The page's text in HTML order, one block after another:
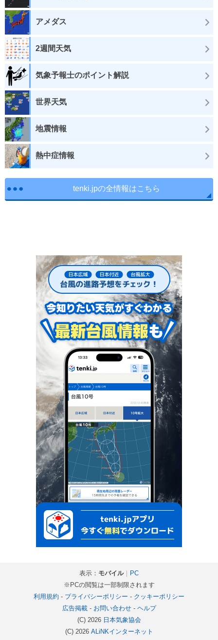
アメダス
2週間天気
気象予報士のポイント解説
世界天気
地震情報
熱中症情報
tenki.jpの全情報はこちら
表示： モバイル｜
PC
※PCの閲覧は一部制限されます
利用規約 - プライバシーポリシー - クッキーポリシー
広告掲載- お問い合わせ- ヘルプ
(C) 2026 日本気象協会
(C) 2026 ALiNKインターネット